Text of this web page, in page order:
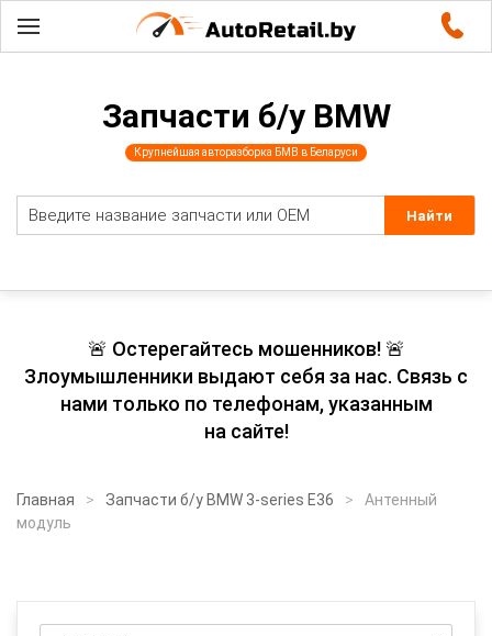
Запчасти б/у BMW
Крупнейшая авторазборка БМВ в Беларуси
🚨 Остерегайтесь мошенников! 🚨
Злоумышленники выдают себя за нас. Связь с
нами только по телефонам, указанным
на сайте!
Главная Запчасти б/у BMW 3-series E36
Антенный
модуль